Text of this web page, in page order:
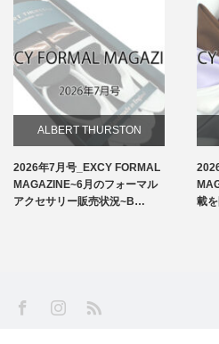
ALBERT THURSTON
お知らせ
2026年7月号_EXCY FORMAL
MAGAZINE~6月のフォーマル
アクセサリー販売状況~B…
載
FacebookInstagram